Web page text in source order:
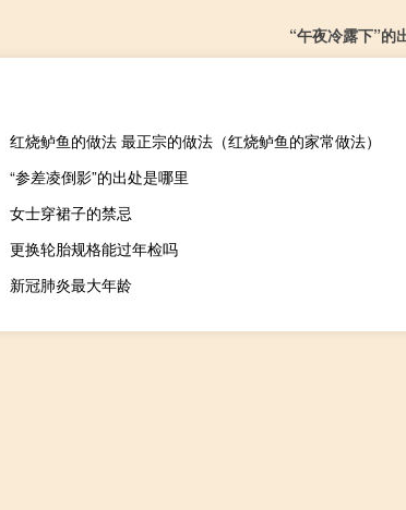
“午夜冷露下”的
红烧鲈鱼的做法 最正宗的做法（红烧鲈鱼的家常做法）
“参差凌倒影”的出处是哪里
女士穿裙子的禁忌
更换轮胎规格能过年检吗
新冠肺炎最大年龄